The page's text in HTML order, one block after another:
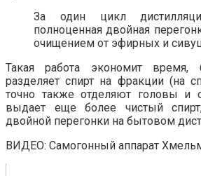
За один цикл
полноценная двойная
очищением от эфирных и
Такая работа экономит время,
разделяет спирт на фракции (на
точно также отделяют головы и
выдает еще более чистый
двойной перегонки на бытовом
ВИДЕО: Самогонный аппарат